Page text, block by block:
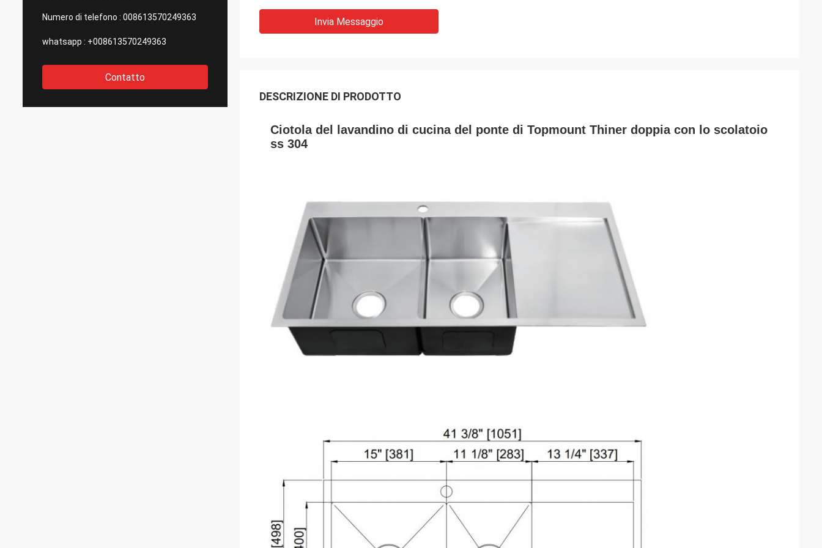
Numero di telefono : 008613570249363
whatsapp : +008613570249363
Contatto
Invia Messaggio
DESCRIZIONE DI PRODOTTO
Ciotola del lavandino di cucina del ponte di Topmount Thiner doppia con lo scolatoio
ss 304